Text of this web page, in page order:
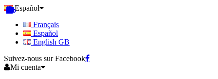
Español
Français
Español
English GB
Suivez-nous sur Facebook
Mi cuenta